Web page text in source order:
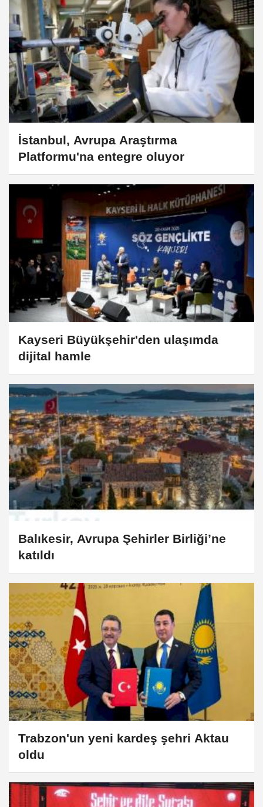
İstanbul, Avrupa Araştırma
Platformu'na entegre oluyor
Kayseri Büyükşehir'den ulaşımda
dijital hamle
Balıkesir, Avrupa Şehirler Birliği’ne
katıldı
Trabzon'un yeni kardeş şehri Aktau
oldu